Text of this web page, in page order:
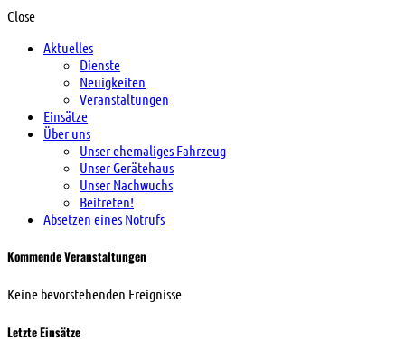
Close
Aktuelles
Dienste
Neuigkeiten
Veranstaltungen
Einsätze
Über uns
Unser ehemaliges Fahrzeug
Unser Gerätehaus
Unser Nachwuchs
Beitreten!
Absetzen eines Notrufs
Kommende Veranstaltungen
Keine bevorstehenden Ereignisse
Letzte Einsätze